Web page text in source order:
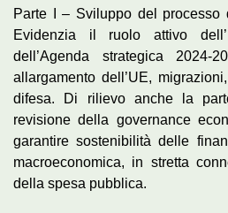
Parte I – Sviluppo del processo
Evidenzia il ruolo attivo
dell’Agenda strategica 2024-
allargamento dell’UE,
difesa. Di rilievo anche la
revisione della governance
garantire sostenibilità delle
macroeconomica, in stretta
della spesa pubblica.